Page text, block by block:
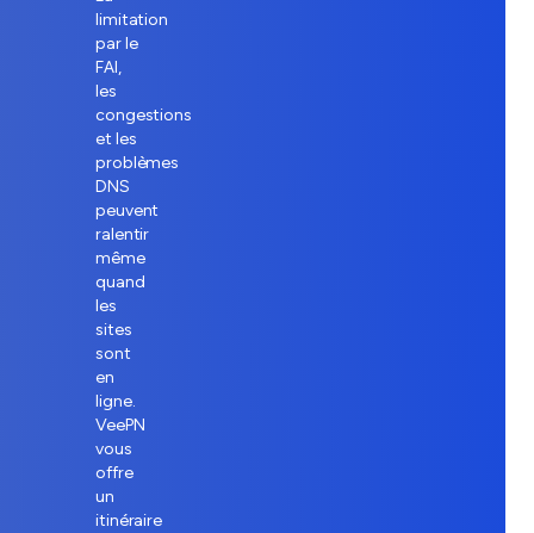
limitation
par le
FAI,
les
congestions
et les
problèmes
DNS
peuvent
ralentir
même
quand
les
sites
sont
en
ligne.
VeePN
vous
offre
un
itinéraire